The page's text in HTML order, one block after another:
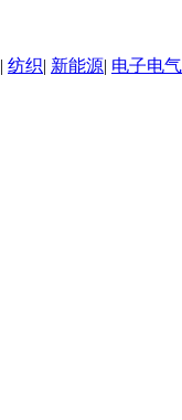
| 纺织| 新能源| 电子电气